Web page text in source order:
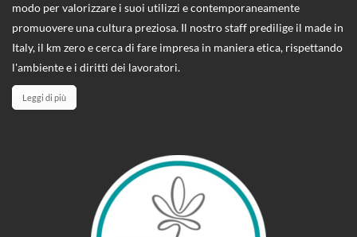
modo per valorizzare i suoi utilizzi e contemporaneamente
promuovere una cultura preziosa. Il nostro staff predilige il made in
Italy, il km zero e cerca di fare impresa in maniera etica, rispettando
l'ambiente e i diritti dei lavoratori.
Leggi di più